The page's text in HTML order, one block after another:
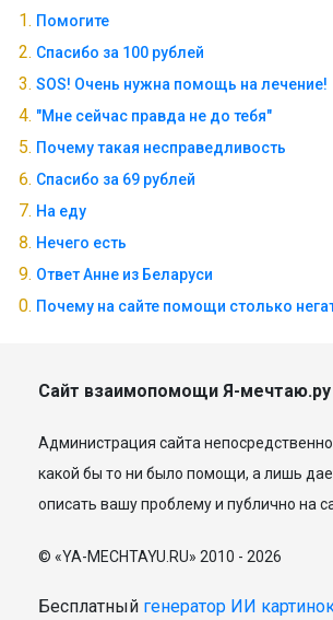
Помогите
Спасибо за 100 рублей
SOS! Очень нужна помощь на лечение!
"Мне сейчас правда не до тебя"
Почему такая несправедливость
Спасибо за 69 рублей
На еду
Нечего есть
Ответ Анне из Беларуси
Почему на сайте помощи столько
Сайт взаимопомощи Я-мечтаю.ру
Администрация сайта
какой бы то ни было помощи, а лишь
описать вашу проблему и публично на
© «YA-MECHTAYU.RU» 2010 - 2026
Бесплатный генератор ИИ